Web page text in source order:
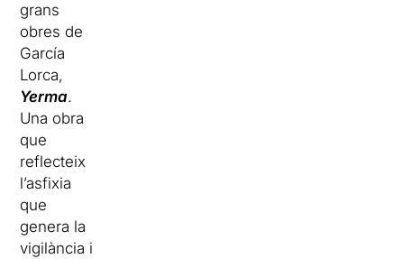
grans
obres de
García
Lorca,
Yerma.
Una obra
que
reflecteix
l’asfixia
que
genera la
vigilància i